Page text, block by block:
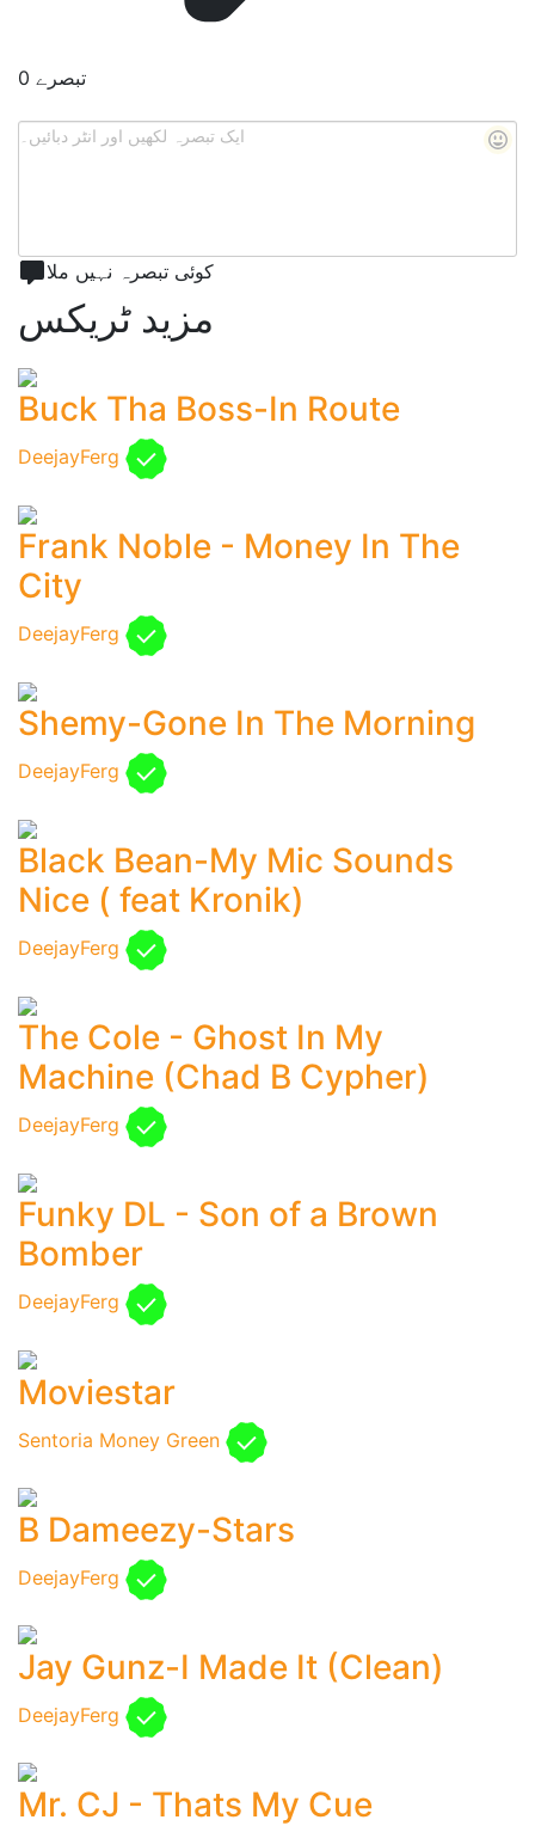
0 تبصرے
کوئی تبصرہ نہیں ملا
مزید ٹریکس
Buck Tha Boss-In Route
DeejayFerg
Frank Noble - Money In The
City
DeejayFerg
Shemy-Gone In The Morning
DeejayFerg
Black Bean-My Mic Sounds
Nice ( feat Kronik)
DeejayFerg
The Cole - Ghost In My
Machine (Chad B Cypher)
DeejayFerg
Funky DL - Son of a Brown
Bomber
DeejayFerg
Moviestar
Sentoria Money Green
B Dameezy-Stars
DeejayFerg
Jay Gunz-I Made It (Clean)
DeejayFerg
Mr. CJ - Thats My Cue